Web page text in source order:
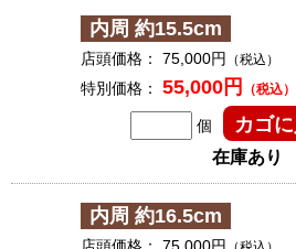
内周 約15.5cm
店頭価格： 75,000円 （税込）
特別価格： 55,000円 （税込）
個
在庫あり
内周 約16.5cm
店頭価格： 75,000円